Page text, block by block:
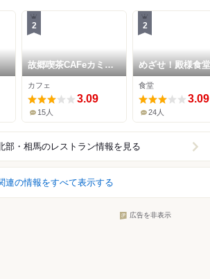
2
故郷喫茶CAFeカミツ
レ
カフェ
3.09
15人
2
めざせ！殿様食堂
食堂
3.09
24人
部・相馬のレストラン情報を見る
連の情報をすべて表示する
広告を非表示